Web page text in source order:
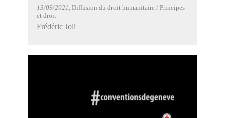
13/09/2021 , Diffusion du droit humanitaire / Principes
et droit
Frédéric Joli